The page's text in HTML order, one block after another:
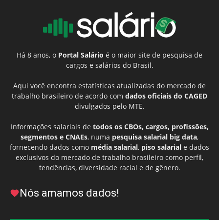
Há 8 anos, o Portal Salário é o maior site de pesquisa de
cargos e salários do Brasil.
Aqui você encontra estatísticas atualizadas do mercado de
trabalho brasileiro de acordo com dados oficiais do CAGED
divulgados pelo MTE.
Informações salariais de todos os CBOs, cargos, profissões,
segmentos e CNAEs, numa pesquisa salarial big data,
fornecendo dados como média salarial, piso salarial e dados
exclusivos do mercado de trabalho brasileiro como perfil,
tendências, diversidade racial e de gênero.
Nós amamos dados!